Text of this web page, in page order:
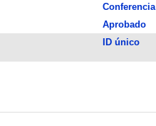
Conferencia
Aprobado
ID único